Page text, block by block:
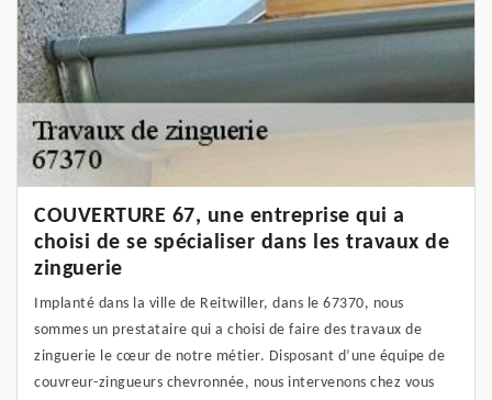
COUVERTURE 67, une entreprise qui a
choisi de se spécialiser dans les travaux de
zinguerie
Implanté dans la ville de Reitwiller, dans le 67370, nous
sommes un prestataire qui a choisi de faire des travaux de
zinguerie le cœur de notre métier. Disposant d’une équipe de
couvreur-zingueurs chevronnée, nous intervenons chez vous